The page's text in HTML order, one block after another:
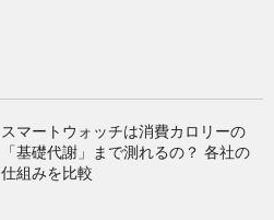
スマートウォッチは消費カロリーの
「基礎代謝」まで測れるの？ 各社の
仕組みを比較